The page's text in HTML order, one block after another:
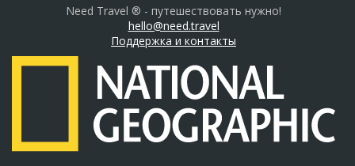
Need Travel ® - путешествовать нужно!
hello@need.travel
Поддержка и контакты